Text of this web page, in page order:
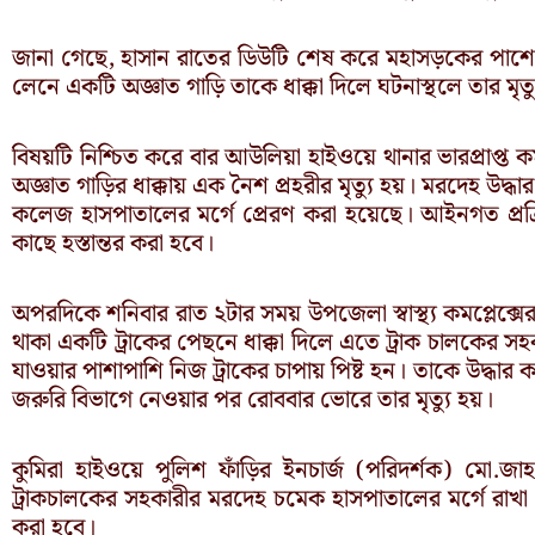
জানা গেছে, হাসান রাতের ডিউটি শেষ করে মহাসড়কের
লেনে একটি অজ্ঞাত গাড়ি তাকে ধাক্কা দিলে ঘটনাস্থলে তার
বিষয়টি নিশ্চিত করে বার আউলিয়া হাইওয়ে থানার
অজ্ঞাত গাড়ির ধাক্কায় এক নৈশ প্রহরীর মৃত্যু হয়। মরদেহ
কলেজ হাসপাতালের মর্গে প্রেরণ করা হয়েছে। আইনগত
কাছে হস্তান্তর করা হবে।
অপরদিকে শনিবার রাত ২টার সময় উপজেলা স্বাস্থ্য
থাকা একটি ট্রাকের পেছনে ধাক্কা দিলে এতে ট্রাক
যাওয়ার পাশাপাশি নিজ ট্রাকের চাপায় পিষ্ট হন। তাকে
জরুরি বিভাগে নেওয়ার পর রোববার ভোরে তার মৃত্যু হয়।
কুমিরা হাইওয়ে পুলিশ ফাঁড়ির ইনচার্জ (পরিদর্শক)
ট্রাকচালকের সহকারীর মরদেহ চমেক হাসপাতালের মর্গে